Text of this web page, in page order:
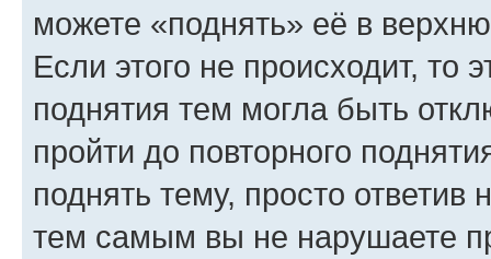
можете «поднять» её в
Если этого не происходит, то
поднятия тем могла быть
пройти до повторного
поднять тему, просто ответив
тем самым вы не нарушаете